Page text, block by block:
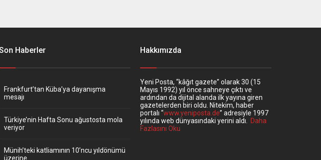
Haberler
Frankfurt’tan Küba’ya dayanışma
mesajı
Türkiye’nin Hafta Sonu ağustosta mola
veriyor
Münih’teki katliamının 10’ncu yıldönümü
üzerine
Hakkımızda
Yeni Posta, “kâğıt gazete” olarak 30 (15
Mayıs 1992) yıl önce sahneye çıktı ve
ardından da dijital alanda ilk yayına giren
gazetelerden biri oldu. Nitekim, haber
portalı “www.yeniposta.de” adresiyle 1997
yılında web dünyasındaki yerini aldı. Daha
Fazlasını Oku